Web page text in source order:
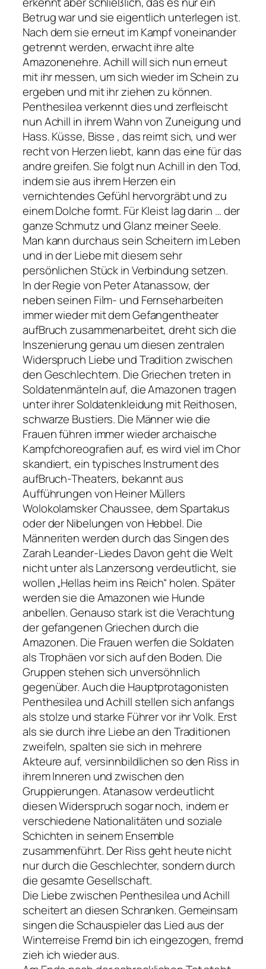
Betrug war und sie eigentlich unterlegen ist.
Nach dem sie erneut im Kampf voneinander
getrennt werden, erwacht ihre alte
Amazonenehre. Achill will sich nun erneut
mit ihr messen, um sich wieder im Schein zu
ergeben und mit ihr ziehen zu können.
Penthesilea verkennt dies und zerfleischt
nun Achill in ihrem Wahn von Zuneigung und
Hass.Küsse, Bisse , das reimt sich, und wer
recht von Herzen liebt, kann das eine für das
andre greifen.Sie folgt nun Achill in den Tod,
indem sie aus ihrem Herzen ein
vernichtendes Gefühl hervorgräbt und zu
einem Dolche formt. Für Kleist lag darin … der
ganze Schmutz und Glanz meiner Seele.
Man kann durchaus sein Scheitern im Leben
und in der Liebe mit diesem sehr
persönlichen Stück in Verbindung setzen.
In der Regie von Peter Atanassow, der
neben seinen Film- und Fernseharbeiten
immer wieder mit dem Gefangentheater
aufBruch zusammenarbeitet, dreht sich die
Inszenierung genau um diesen zentralen
Widerspruch Liebe und Tradition zwischen
den Geschlechtern. Die Griechen treten in
Soldatenmänteln auf, die Amazonen tragen
unter ihrer Soldatenkleidung mit Reithosen,
schwarze Bustiers. Die Männer wie die
Frauen führen immer wieder archaische
Kampfchoreografien auf, es wird viel im Chor
skandiert, ein typisches Instrument des
aufBruch-Theaters, bekannt aus
Aufführungen von Heiner Müllers
Wolokolamsker Chaussee, dem Spartakus
oder der Nibelungen von Hebbel. Die
Männeriten werden durch das Singen des
Zarah Leander-Liedes Davon geht die Welt
nicht unter als Lanzersong verdeutlicht, sie
wollen „Hellas heim ins Reich“ holen. Später
werden sie die Amazonen wie Hunde
anbellen. Genauso stark ist die Verachtung
der gefangenen Griechen durch die
Amazonen. Die Frauen werfen die Soldaten
als Trophäen vor sich auf den Boden. Die
Gruppen stehen sich unversöhnlich
gegenüber. Auch die Hauptprotagonisten
Penthesilea und Achill stellen sich anfangs
als stolze und starke Führer vor ihr Volk. Erst
als sie durch ihre Liebe an den Traditionen
zweifeln, spalten sie sich in mehrere
Akteure auf, versinnbildlichen so den Riss in
ihrem Inneren und zwischen den
Gruppierungen. Atanasow verdeutlicht
diesen Widerspruch sogar noch, indem er
verschiedene Nationalitäten und soziale
Schichten in seinem Ensemble
zusammenführt. Der Riss geht heute nicht
nur durch die Geschlechter, sondern durch
die gesamte Gesellschaft.
Die Liebe zwischen Penthesilea und Achill
scheitert an diesen Schranken. Gemeinsam
singen die Schauspieler das Lied aus der
Winterreise Fremd bin ich eingezogen, fremd
zieh ich wieder aus.